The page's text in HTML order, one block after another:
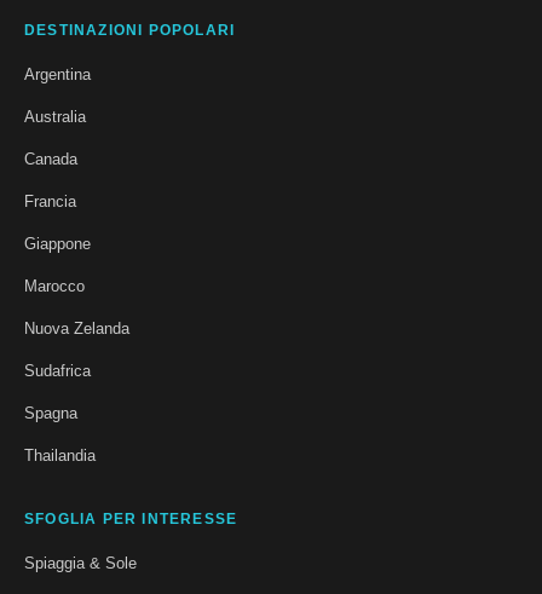
DESTINAZIONI POPOLARI
Argentina
Australia
Canada
Francia
Giappone
Marocco
Nuova Zelanda
Sudafrica
Spagna
Thailandia
SFOGLIA PER INTERESSE
Spiaggia & Sole